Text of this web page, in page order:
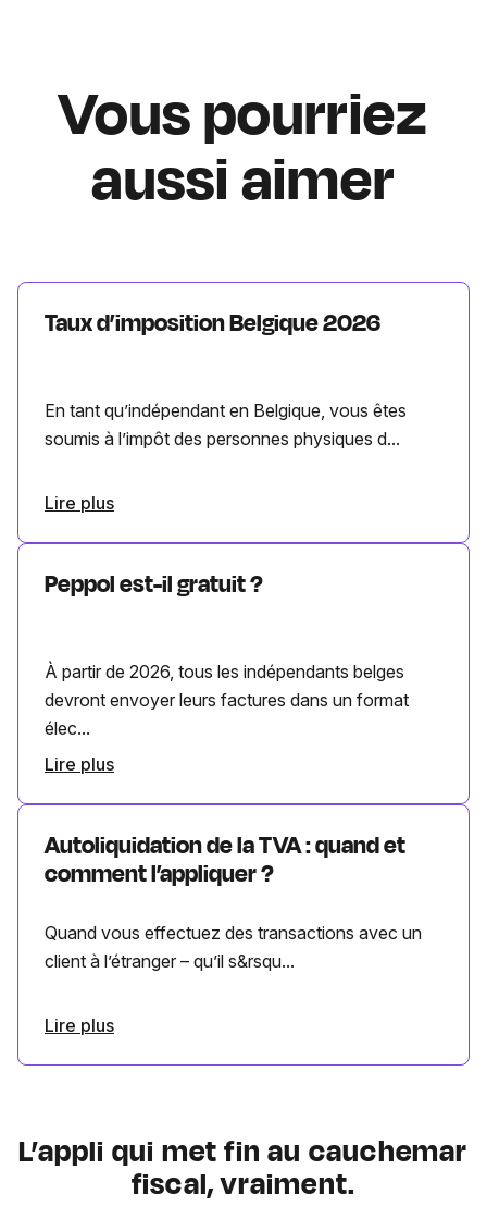
Vous pourriez
aussi aimer
Taux d’imposition Belgique 2026
En tant qu’indépendant en Belgique, vous êtes
soumis à l’impôt des personnes physiques d...
Lire plus
Peppol est-il gratuit ?
À partir de 2026, tous les indépendants belges
devront envoyer leurs factures dans un format
élec...
Lire plus
Autoliquidation de la TVA : quand et
comment l’appliquer ?
Quand vous effectuez des transactions avec un
client à l’étranger – qu’il s&rsqu...
Lire plus
L’appli qui met fin au cauchemar
fiscal, vraiment.